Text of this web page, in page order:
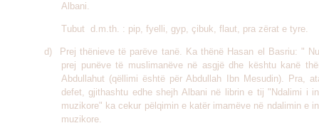
Albani.
Tubut d.m.th. : pip, fyelli, gyp, çibuk, flaut, pra zërat e tyre.
d) Prej thënieve të parëve tanë. Ka thënë Hasan el Basriu: "
prej punëve të muslimanëve në asgjë dhe kështu kanë
Abdullahut (qëllimi është për Abdullah Ibn Mesudin). Pra,
defet, gjithashtu edhe shejh Albani në librin e tij "Ndalimi i
muzikore" ka cekur pëlqimin e katër imamëve në ndalimin e
muzikore.